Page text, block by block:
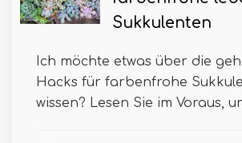
Sukkulenten
Ich möchte etwas über die
Hacks für farbenfrohe
wissen? Lesen Sie im Voraus,